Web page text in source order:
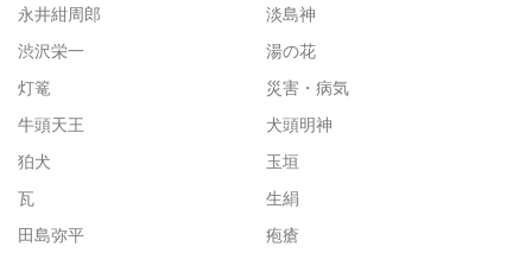
永井紺周郎
淡島神
渋沢栄一
湯の花
灯篭
災害・病気
牛頭天王
犬頭明神
狛犬
玉垣
瓦
生絹
田島弥平
疱瘡